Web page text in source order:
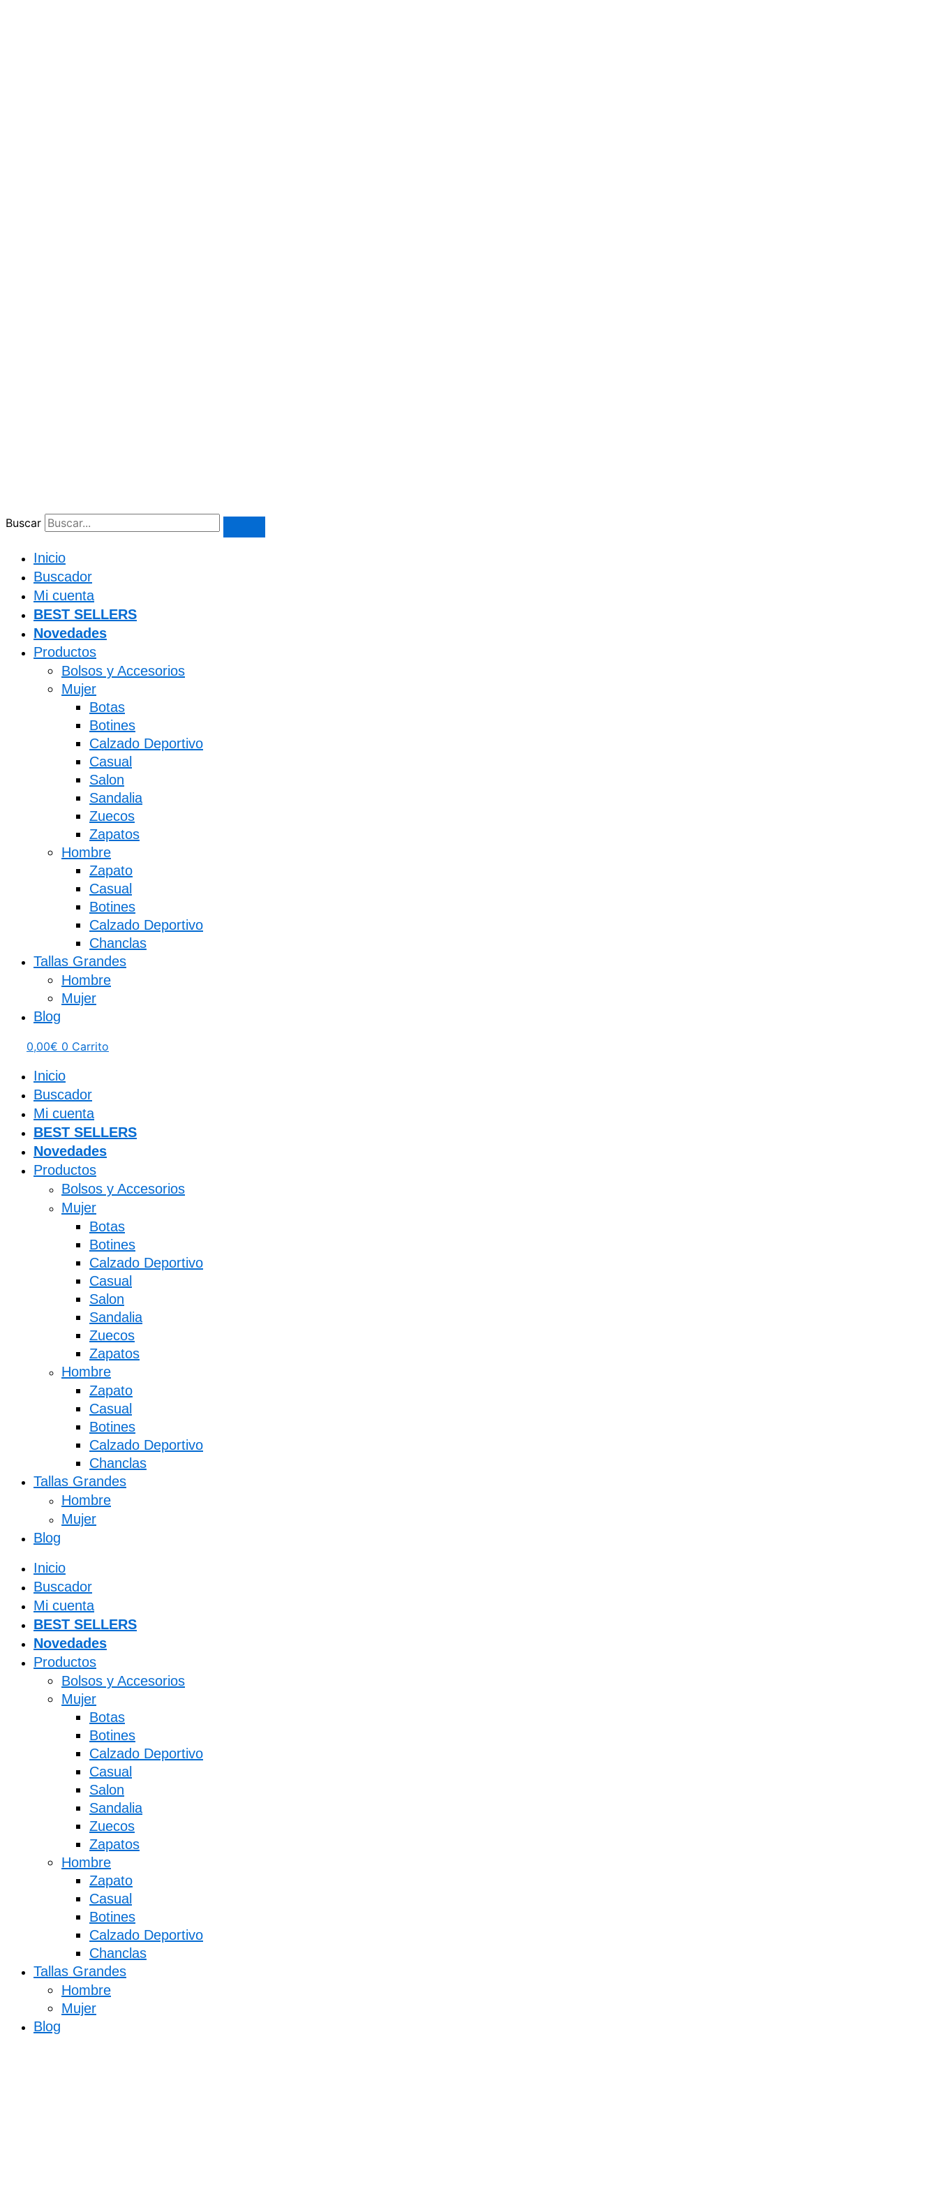
Buscar
Inicio
Buscador
Mi cuenta
BEST SELLERS
Novedades
Productos
Bolsos y Accesorios
Mujer
Botas
Botines
Calzado Deportivo
Casual
Salon
Sandalia
Zuecos
Zapatos
Hombre
Zapato
Casual
Botines
Calzado Deportivo
Chanclas
Tallas Grandes
Hombre
Mujer
Blog
0,00€ 0 Carrito
Inicio
Buscador
Mi cuenta
BEST SELLERS
Novedades
Productos
Bolsos y Accesorios
Mujer
Botas
Botines
Calzado Deportivo
Casual
Salon
Sandalia
Zuecos
Zapatos
Hombre
Zapato
Casual
Botines
Calzado Deportivo
Chanclas
Tallas Grandes
Hombre
Mujer
Blog
Inicio
Buscador
Mi cuenta
BEST SELLERS
Novedades
Productos
Bolsos y Accesorios
Mujer
Botas
Botines
Calzado Deportivo
Casual
Salon
Sandalia
Zuecos
Zapatos
Hombre
Zapato
Casual
Botines
Calzado Deportivo
Chanclas
Tallas Grandes
Hombre
Mujer
Blog